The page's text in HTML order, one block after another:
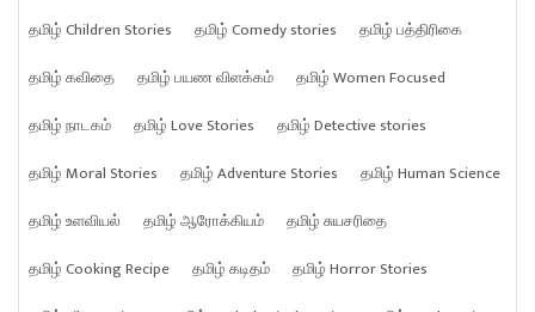
தமிழ் Children Stories
தமிழ் Comedy stories
தமிழ் பத்திரிகை
தமிழ் கவிதை
தமிழ் பயண விளக்கம்
தமிழ் Women Focused
தமிழ் நாடகம்
தமிழ் Love Stories
தமிழ் Detective stories
தமிழ் Moral Stories
தமிழ் Adventure Stories
தமிழ் Human Science
தமிழ் உளவியல்
தமிழ் ஆரோக்கியம்
தமிழ் சுயசரிதை
தமிழ் Cooking Recipe
தமிழ் கடிதம்
தமிழ் Horror Stories